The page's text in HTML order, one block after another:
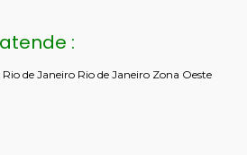
:
Rio de Janeiro Rio de Janeiro Zona Oeste